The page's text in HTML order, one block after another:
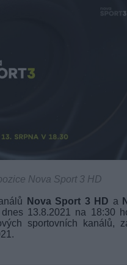
Nova Sport 3 HD
Nova Sport 3 HD a
13.8.2021 na 18:30
sportovních kanálů,